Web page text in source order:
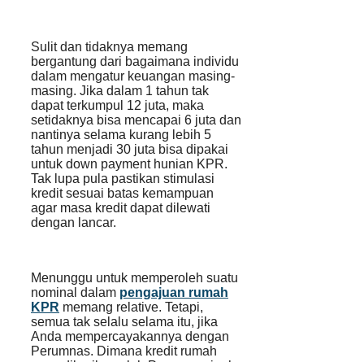
Sulit dan tidaknya memang
bergantung dari bagaimana individu
dalam mengatur keuangan masing-
masing. Jika dalam 1 tahun tak
dapat terkumpul 12 juta, maka
setidaknya bisa mencapai 6 juta dan
nantinya selama kurang lebih 5
tahun menjadi 30 juta bisa dipakai
untuk down payment hunian KPR.
Tak lupa pula pastikan stimulasi
kredit sesuai batas kemampuan
agar masa kredit dapat dilewati
dengan lancar.
Menunggu untuk memperoleh suatu
nominal dalam pengajuan rumah
KPR memang relative. Tetapi,
semua tak selalu selama itu, jika
Anda mempercayakannya dengan
Perumnas. Dimana kredit rumah